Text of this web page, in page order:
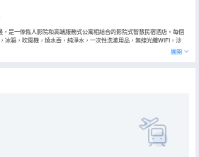
是一傢俬人影院和高端服務式公寓相結合的影院式智慧民宿酒店。每個
冰箱，吹風機，燒水壺，純淨水，一次性洗漱用品，無線光纖WIFI，沙
花。部分房間配備了洗衣機，地毯。入住蛋殼殼既為您帶來酒店式服務，
。微信客服24小時在線，有任何問題1分鐘內即可響應。值班室24小時值
展開